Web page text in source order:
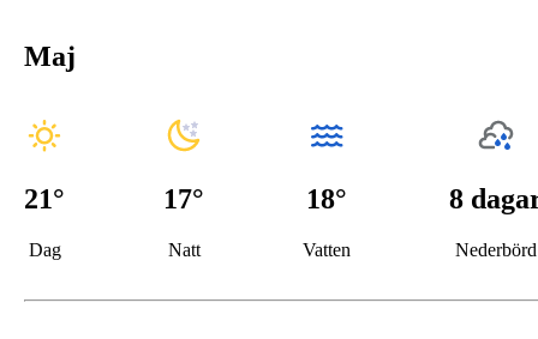
Maj
21°
Dag
17°
Natt
18°
Vatten
8
Nederbörd